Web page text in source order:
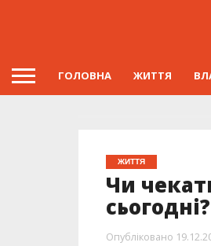
ГОЛОВНА ЖИТТЯ
ЖИТТЯ
Чи
Опубліковано